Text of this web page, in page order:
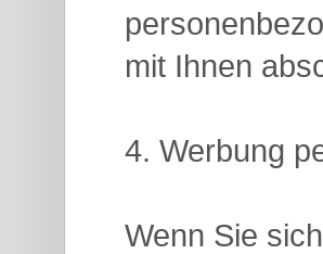
mit Ihnen
4. Werbung
Wenn Sie